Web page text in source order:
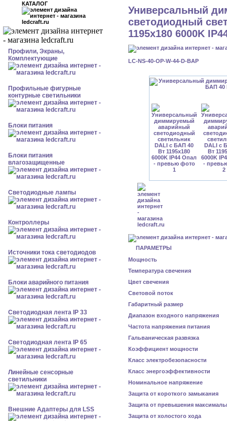
КАТАЛОГ
Профили, Экраны,
Комплектующие
Профильные фигурные
контурные светильники
Блоки питания
Блоки питания
влагозащищенные
Светодиодные лампы
Контроллеры
Источники тока светодиодов
Блоки аварийного питания
Светодиодная лента IP 33
Светодиодная лента IP 65
Линейные сенсорные
светильники
Внешние Адаптеры для LSS
Универсальный
светодиодный
1195x180 6000K
LC-NS-40-OP-W-44-D-BAP
ПАРАМЕТРЫ
Мощность
Температура свечения
Цвет свечения
Световой поток
Габаритный размер
Диапазон входного напряжения
Частота напряжения питания
Гальваническая развязка
Коэффициент мощности
Класс электробезопасности
Класс энергоэффективности
Номинальное напряжение
Защита от короткого замыкания
Защита от превышения
Защита от холостого хода